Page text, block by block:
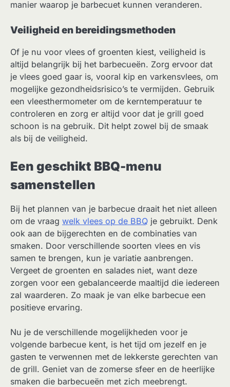
manier waarop je barbecuet kunnen veranderen.
Veiligheid en bereidingsmethoden
Of je nu voor vlees of groenten kiest, veiligheid is
altijd belangrijk bij het barbecueën. Zorg ervoor dat
je vlees goed gaar is, vooral kip en varkensvlees, om
mogelijke gezondheidsrisico’s te vermijden. Gebruik
een vleesthermometer om de kerntemperatuur te
controleren en zorg er altijd voor dat je grill goed
schoon is na gebruik. Dit helpt zowel bij de smaak
als bij de veiligheid.
Een geschikt BBQ-menu
samenstellen
Bij het plannen van je barbecue draait het niet alleen
om de vraag welk vlees op de BBQ je gebruikt. Denk
ook aan de bijgerechten en de combinaties van
smaken. Door verschillende soorten vlees en vis
samen te brengen, kun je variatie aanbrengen.
Vergeet de groenten en salades niet, want deze
zorgen voor een gebalanceerde maaltijd die iedereen
zal waarderen. Zo maak je van elke barbecue een
positieve ervaring.
Nu je de verschillende mogelijkheden voor je
volgende barbecue kent, is het tijd om jezelf en je
gasten te verwennen met de lekkerste gerechten van
de grill. Geniet van de zomerse sfeer en de heerlijke
smaken die barbecueën met zich meebrengt.